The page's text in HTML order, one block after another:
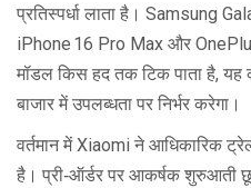
प्रतिस्पर्धा लाता है। Samsung
iPhone 16 Pro Max और
मॉडल किस हद तक टिक पाता है, यह
बाजार में उपलब्धता पर निर्भर करेगा।
वर्तमान में Xiaomi ने आधिकारिक
है। प्री‑ऑर्डर पर आकर्षक शुरुआती